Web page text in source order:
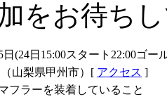
をお待ち
日(24日15:00スタート22:00ゴー
（山梨県甲州市）[ アクセス ]
フラーを装着していること